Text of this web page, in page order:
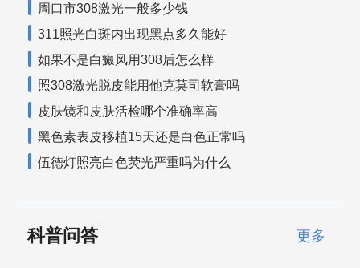
周口市308激光一般多少钱
311照光白斑内出现黑点多久能好
如果不是白癜风用308后怎么样
照308激光脱皮能用他克莫司软膏吗
皮肤镜和皮肤活检哪个准确率高
黑色素表皮移植15天还是白色正常吗
伍德灯照亮白色荧光严重吗为什么
科普问答 更多